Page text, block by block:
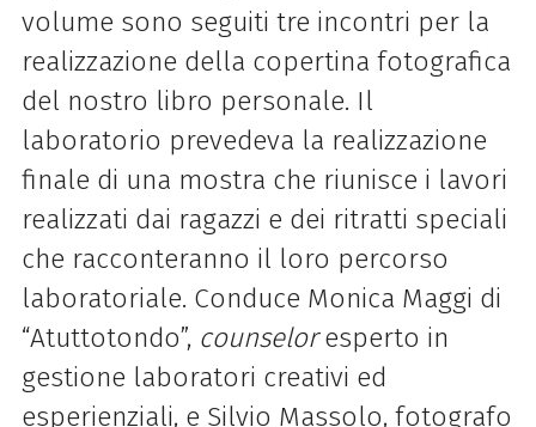
volume sono seguiti tre incontri per la
realizzazione della copertina fotografica
del nostro libro personale. Il
laboratorio prevedeva la realizzazione
finale di una mostra che riunisce i lavori
realizzati dai ragazzi e dei ritratti speciali
che racconteranno il loro percorso
laboratoriale. Conduce Monica Maggi di
“Atuttotondo”, counseloresperto in
gestione laboratori creativi ed
esperienziali, e Silvio Massolo, fotografo